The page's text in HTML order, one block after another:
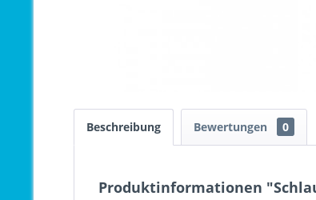
Beschreibung Bewertungen 0
Produktinformationen